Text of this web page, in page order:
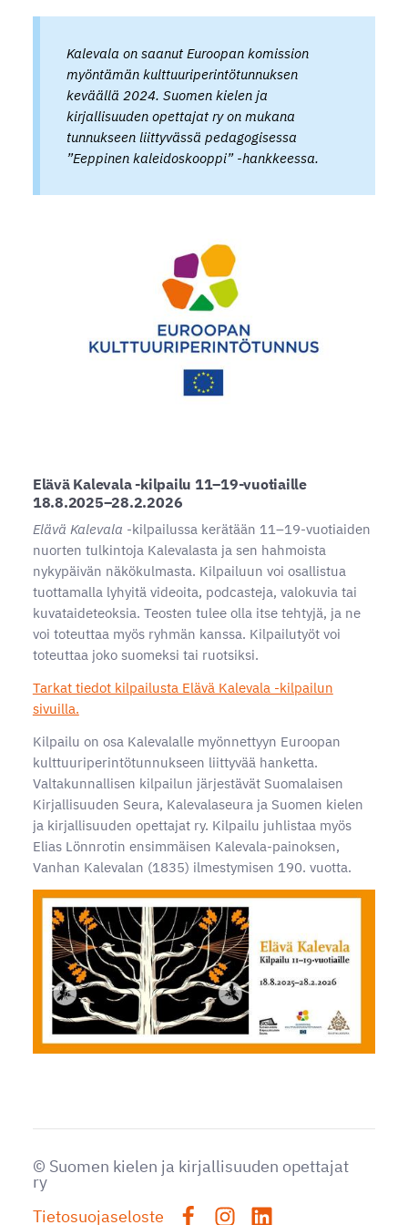
Kalevala on saanut Euroopan komission
myöntämän kulttuuriperintötunnuksen
keväällä 2024. Suomen kielen ja
kirjallisuuden opettajat ry on mukana
tunnukseen liittyvässä pedagogisessa
”Eeppinen kaleidoskooppi” -hankkeessa.
Elävä Kalevala -kilpailu 11–19-vuotiaille
18.8.2025–28.2.2026
Elävä Kalevala -kilpailussa kerätään 11–19-vuotiaiden
nuorten tulkintoja Kalevalasta ja sen hahmoista
nykypäivän näkökulmasta. Kilpailuun voi osallistua
tuottamalla lyhyitä videoita, podcasteja, valokuvia tai
kuvataideteoksia. Teosten tulee olla itse tehtyjä, ja ne
voi toteuttaa myös ryhmän kanssa. Kilpailutyöt voi
toteuttaa joko suomeksi tai ruotsiksi.
Tarkat tiedot kilpailusta Elävä Kalevala -kilpailun
sivuilla.
Kilpailu on osa Kalevalalle myönnettyyn Euroopan
kulttuuriperintötunnukseen liittyvää hanketta.
Valtakunnallisen kilpailun järjestävät Suomalaisen
Kirjallisuuden Seura, Kalevalaseura ja Suomen kielen
ja kirjallisuuden opettajat ry. Kilpailu juhlistaa myös
Elias Lönnrotin ensimmäisen Kalevala-painoksen,
Vanhan Kalevalan (1835) ilmestymisen 190. vuotta.
© Suomen kielen ja kirjallisuuden opettajat
ry
Tietosuojaseloste